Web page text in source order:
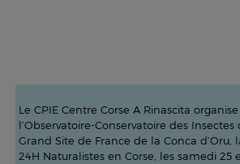
Le CPIE Centre Corse A Rinascita
l’Observatoire-Conservatoire des Insectes
Grand Site de France de la Conca d’Oru,
24H Naturalistes en Corse, les samedi 25